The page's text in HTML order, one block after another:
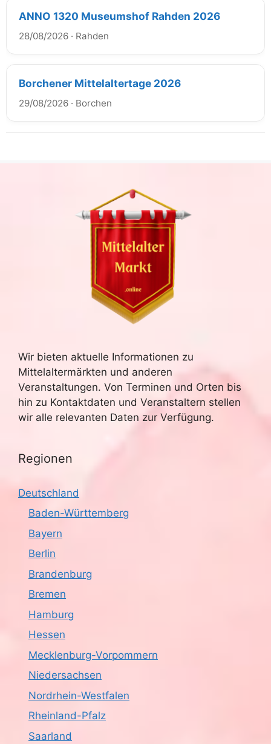
ANNO 1320 Museumshof Rahden 2026
28/08/2026 · Rahden
Borchener Mittelaltertage 2026
29/08/2026 · Borchen
Wir bieten aktuelle Informationen zu
Mittelaltermärkten und anderen
Veranstaltungen. Von Terminen und Orten bis
hin zu Kontaktdaten und Veranstaltern stellen
wir alle relevanten Daten zur Verfügung.
Regionen
Deutschland
Baden-Württemberg
Bayern
Berlin
Brandenburg
Bremen
Hamburg
Hessen
Mecklenburg-Vorpommern
Niedersachsen
Nordrhein-Westfalen
Rheinland-Pfalz
Saarland